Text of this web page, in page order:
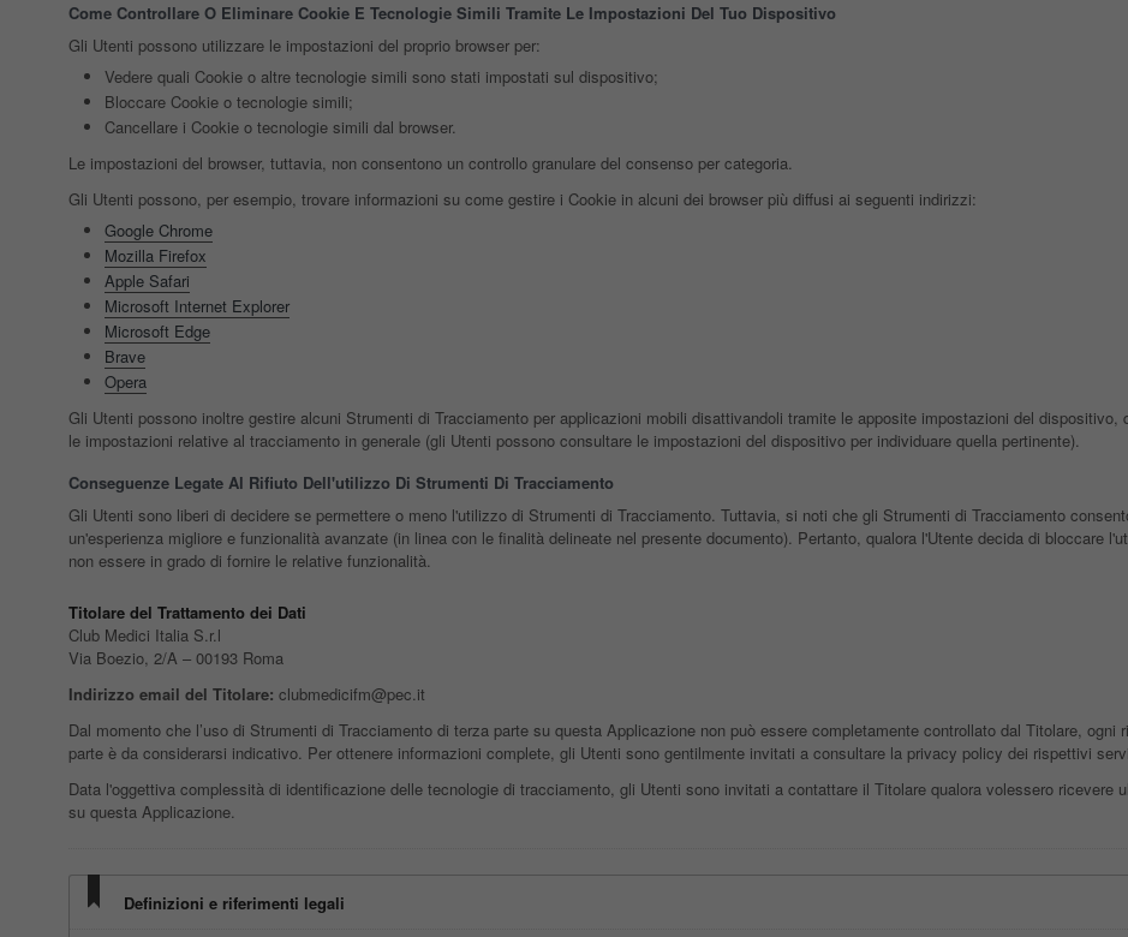
Come Controllare O Eliminare Cookie E Tecnologie Simili Tramite Le Impostazioni Del Tuo Dispositivo
Gli Utenti possono utilizzare le impostazioni del proprio browser per:
Vedere quali Cookie o altre tecnologie simili sono stati impostati sul dispositivo;
Bloccare Cookie o tecnologie simili;
Cancellare i Cookie o tecnologie simili dal browser.
Le impostazioni del browser, tuttavia, non consentono un controllo granulare del consenso per categoria.
Gli Utenti possono, per esempio, trovare informazioni su come gestire i Cookie in alcuni dei browser più diffusi ai seguenti indirizzi:
Google Chrome
Mozilla Firefox
Apple Safari
Microsoft Internet Explorer
Microsoft Edge
Brave
Opera
Gli Utenti possono inoltre gestire alcuni Strumenti di Tracciamento per applicazioni mobili disattivandoli tramite le apposite impostazioni del
le impostazioni relative al tracciamento in generale (gli Utenti possono consultare le impostazioni del dispositivo per individuare quella pertinente).
Conseguenze Legate Al Rifiuto Dell'utilizzo Di Strumenti Di Tracciamento
Gli Utenti sono liberi di decidere se permettere o meno l'utilizzo di Strumenti di Tracciamento. Tuttavia, si noti che gli Strumenti di Tracciamento
un'esperienza migliore e funzionalità avanzate (in linea con le finalità delineate nel presente documento). Pertanto, qualora l'Utente decida di bloccare
non essere in grado di fornire le relative funzionalità.
Titolare del Trattamento dei Dati
Club Medici Italia S.r.l
Via Boezio, 2/A – 00193 Roma
Indirizzo email del Titolare: clubmedicifm@pec.it
Dal momento che l’uso di Strumenti di Tracciamento di terza parte su questa Applicazione non può essere completamente controllato dal Titolare,
parte è da considerarsi indicativo. Per ottenere informazioni complete, gli Utenti sono gentilmente invitati a consultare la privacy policy dei rispettivi
Data l'oggettiva complessità di identificazione delle tecnologie di tracciamento, gli Utenti sono invitati a contattare il Titolare qualora volessero ricevere
su questa Applicazione.
Definizioni e riferimenti legali